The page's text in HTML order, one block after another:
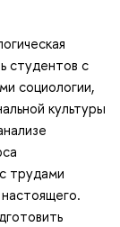
студентов с
социологии,
культуры
трудами